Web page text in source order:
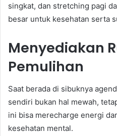
singkat, dan stretching pagi
besar untuk kesehatan serta
Menyediakan
Pemulihan
Saat berada di sibuknya
sendiri bukan hal mewah,
ini bisa merecharge energi
kesehatan mental.